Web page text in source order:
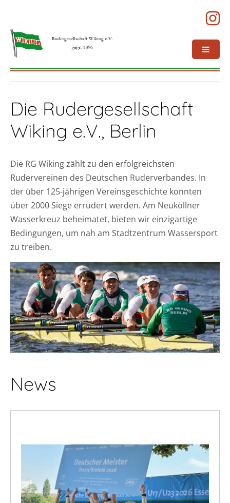
Die Rudergesellschaft
Wiking e.V., Berlin
Die RG Wiking zählt zu den erfolgreichsten
Rudervereinen des Deutschen Ruderverbandes. In
der über 125-jährigen Vereinsgeschichte konnten
über 2000 Siege errudert werden. Am Neuköllner
Wasserkreuz beheimatet, bieten wir einzigartige
Bedingungen, um nah am Stadtzentrum Wassersport
zu treiben.
News